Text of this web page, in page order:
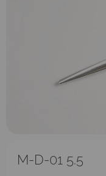
M-D-01 5.5